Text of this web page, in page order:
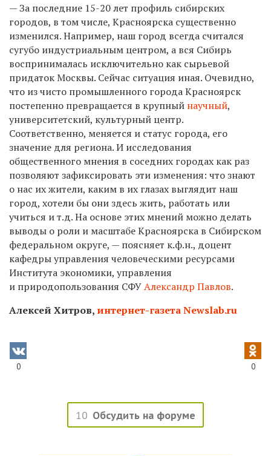
— За последние 15-20лет профиль сибирских
городов, в том числе, Красноярска существенно
изменился. Например, наш город всегда считался
сугубо индустриальным центром, а вся Сибирь
воспринималась исключительно как сырьевой
придаток Москвы. Сейчас ситуация иная. Очевидно,
что из чисто промышленного города Красноярск
постепенно превращается в крупный научный,
университетский, культурный центр.
Соответственно, меняется и статус города, его
значение для региона. И исследования
общественного мнения в соседних городах как раз
позволяют зафиксировать эти изменения: что знают
о нас их жители, каким в их глазах выглядит наш
город, хотели бы они здесь жить, работать или
учиться и т.д. На основе этих мнений можно делать
выводы о роли и масштабе Красноярска в Сибирском
федеральном округе, — поясняет к.ф.н., доцент
кафедры управления человеческими ресурсами
Института экономики, управления
и природопользования СФУАлександр Павлов.
Алексей Хитров, интернет-газета Newslab.ru
0 0
10 Обсудить на форуме